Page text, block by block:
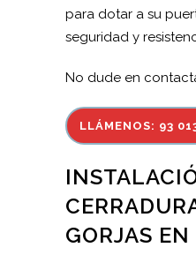
para dotar a su
seguridad y
No dude en
LLÁMENOS: 93
GORJAS